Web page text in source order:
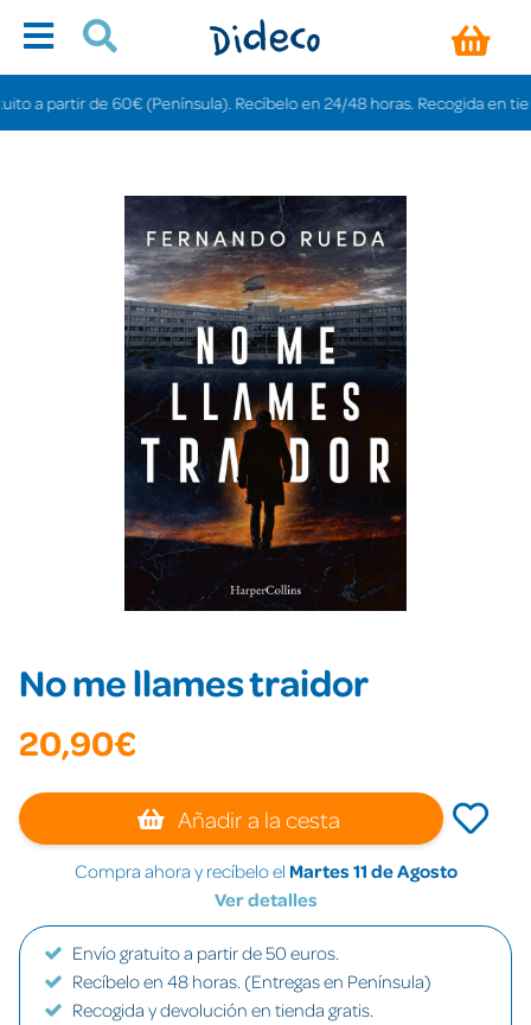
partir de 60€ (Península). Recíbelo en 24/48 horas. Recogida en tiendas
No me llames traidor
20,90€
Añadir a la cesta
Compra ahora y recíbelo el Martes 11 de Agosto
Ver detalles
Envío gratuito a partir de 50 euros.
Recíbelo en 48 horas. (Entregas en Península)
Recogida y devolución en tienda gratis.